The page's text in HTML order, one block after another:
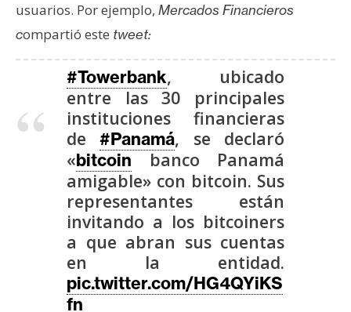
r
s
o
C
usuarios. Por ejemplo, Mercados Financieros
compartió este tweet:
#Towerbank, ubicado
entre las 30 principales
instituciones financieras
de#Panamá, se declaró
«bitcoin banco Panamá
amigable» con bitcoin. Sus
representantes están
invitando a los bitcoiners
a que abran sus cuentas
en la entidad.
pic.twitter.com/HG4QYiKS
fn